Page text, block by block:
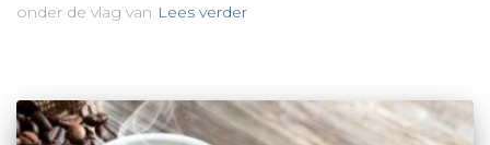
onder de vlag van Lees verder